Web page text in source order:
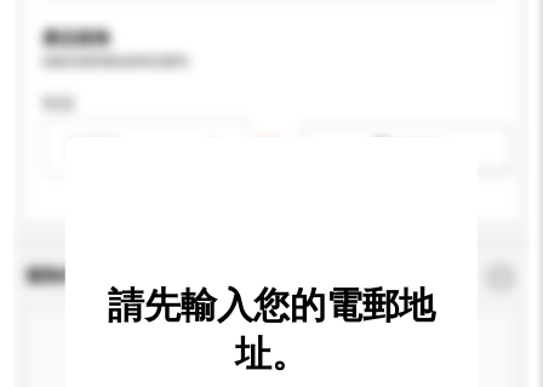
產品規格
查詢內容
請先輸入您的電郵地
址。